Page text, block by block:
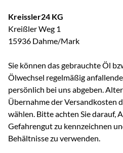
Kreissler24 KG
Kreißler Weg 1
15936 Dahme/Mark
Sie können das gebrauchte Öl
Ölwechsel regelmäßig
persönlich bei uns abgeben.
Übernahme der Versandkosten
wählen. Bitte achten Sie darauf,
Gefahrengut zu kennzeichnen
Behältnisse zu verwenden.